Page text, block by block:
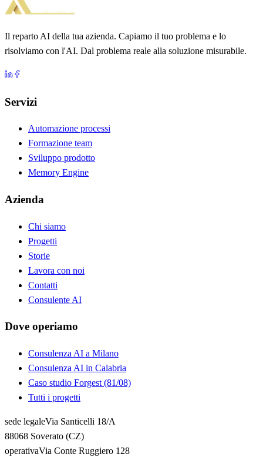
Il reparto AI della tua azienda. Capiamo il tuo problema e lo
risolviamo con l'AI. Dal problema reale alla soluzione misurabile.
Servizi
Automazione processi
Formazione team
Sviluppo prodotto
Memory Engine
Azienda
Chi siamo
Progetti
Storie
Lavora con noi
Contatti
Consulente AI
Dove operiamo
Consulenza AI a Milano
Consulenza AI in Calabria
Caso studio Forgest (81/08)
Tutti i progetti
sede legaleVia Santicelli 18/A
88068 Soverato (CZ)
operativaVia Conte Ruggiero 128